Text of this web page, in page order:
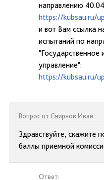
направлению
https://kubsau.ru/
и вот Вам ссылка
испытаний по
"Государственное
управление":
https://kubsau.ru/
Вопрос от Смирнов Иван
Здравствуйте, скажите
баллы приемной
Ответ: